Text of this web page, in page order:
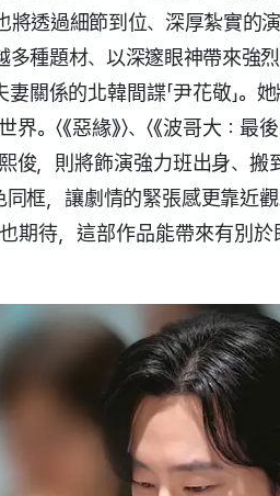
將透過細節到位、深厚紮實的
多種題材、以深邃眼神帶來強
妻關係的北韓間諜「尹花敬」
〈《惡緣》〉、〈《波哥大：最後
，則將飾演強力班出身、搬到
同框，讓劇情的緊張感更靠
期待，這部作品能帶來有別